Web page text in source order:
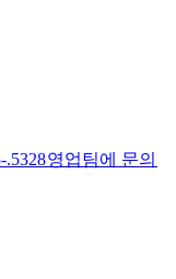
.5328​​영업팀에 문의​​